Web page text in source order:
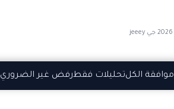
2026 جي jeeey
موافقة الكلتحليلات فقطرفض غير الضروري